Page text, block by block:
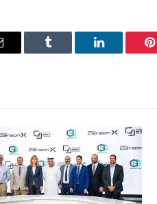
بينتيريستلينكدإن Tumblr